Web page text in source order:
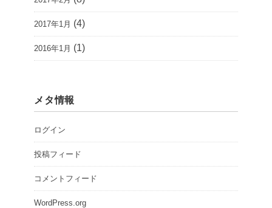
2017年1月 (4)
2016年1月 (1)
メタ情報
ログイン
投稿フィード
コメントフィード
WordPress.org